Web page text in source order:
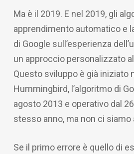
Ma è il 2019. E nel 2019, gli
apprendimento automatico e
di Google sull’esperienza
un approccio personalizzato al
Questo sviluppo è già iniziato
Hummingbird, l’algoritmo di
agosto 2013 e operativo dal
stesso anno, ma non ci siamo
Se il primo errore è quello di